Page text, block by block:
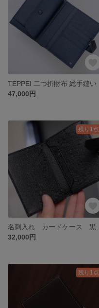
TEPPEI 二つ折財布 総手縫い
47,000円
残り1点
32,000円
残り1点